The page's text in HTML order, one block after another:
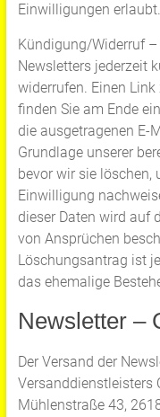
Einwilligungen erlaubt.
Kündigung/Widerruf
Newsletters jederzeit
widerrufen. Einen
finden Sie am Ende
die ausgetragenen E-
Grundlage unserer
bevor wir sie löschen,
Einwilligung
dieser Daten wird auf
von Ansprüchen
Löschungsantrag ist
das ehemalige
Newsletter –
Der Versand der
Versanddienstleisters
Mühlenstraße 43,